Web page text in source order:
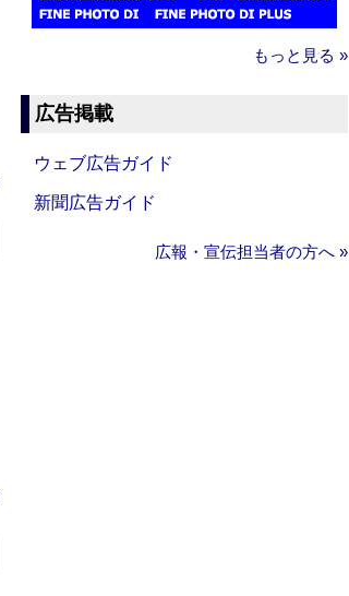
もっと見る »
広告掲載
ウェブ広告ガイド
新聞広告ガイド
広報・宣伝担当者の方へ »